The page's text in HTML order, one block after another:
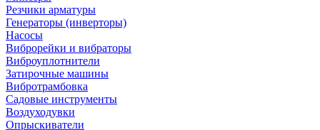
Резчики арматуры
Генераторы (инверторы)
Насосы
Виброрейки и вибраторы
Виброуплотнители
Затирочные машины
Вибротрамбовка
Садовые инструменты
Воздуходувки
Опрыскиватели